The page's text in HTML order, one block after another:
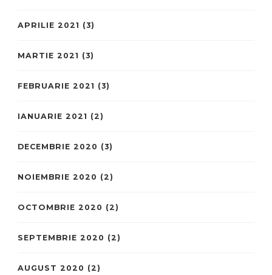
APRILIE 2021 (3)
MARTIE 2021 (3)
FEBRUARIE 2021 (3)
IANUARIE 2021 (2)
DECEMBRIE 2020 (3)
NOIEMBRIE 2020 (2)
OCTOMBRIE 2020 (2)
SEPTEMBRIE 2020 (2)
AUGUST 2020 (2)